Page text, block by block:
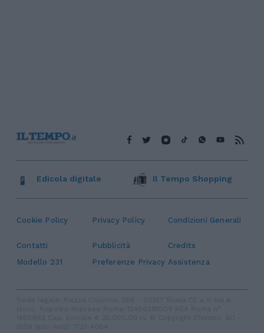
Cookie Policy Privacy Policy Condizioni Generali
Contatti Pubblicità
Credits
Modello 231
Preferenze Privacy Assistenza
Edicola digitale Il Tempo Shopping